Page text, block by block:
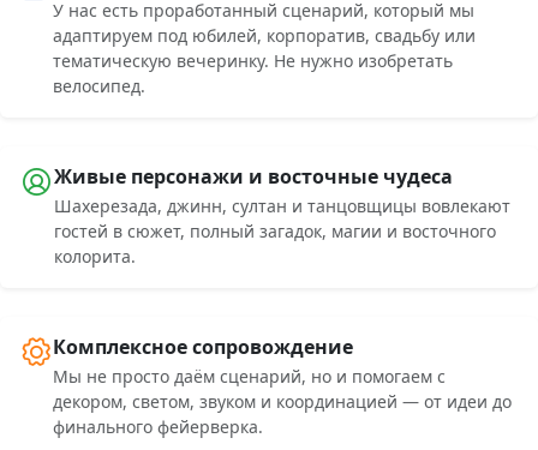
У нас есть проработанный сценарий, который мы
адаптируем под юбилей, корпоратив, свадьбу или
тематическую вечеринку. Не нужно изобретать
велосипед.
Живые персонажи и восточные чудеса
Шахерезада, джинн, султан и танцовщицы вовлекают
гостей в сюжет, полный загадок, магии и восточного
колорита.
Комплексное сопровождение
Мы не просто даём сценарий, но и помогаем с
декором, светом, звуком и координацией — от идеи до
финального фейерверка.